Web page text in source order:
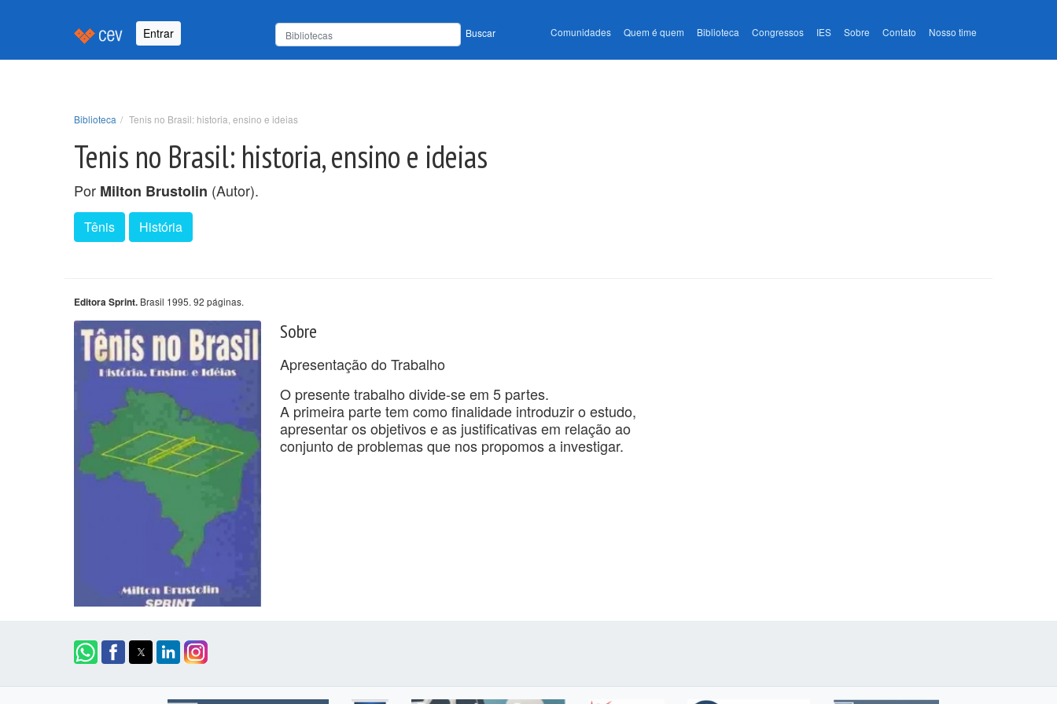
Entrar Buscar Comunidades Quem é quem Biblioteca Congressos IES Sobre Contato Nosso time
Biblioteca Tenis no Brasil: historia, ensino e ideias
Tenis no Brasil: historia, ensino e ideias
Por Milton Brustolin (Autor).
Tênis História
Editora Sprint. Brasil 1995. 92 páginas.
Sobre
Apresentação do Trabalho
O presente trabalho divide-se em 5 partes.
A primeira parte tem como finalidade introduzir o estudo,
apresentar os objetivos e as justificativas em relação ao
conjunto de problemas que nos propomos a investigar.